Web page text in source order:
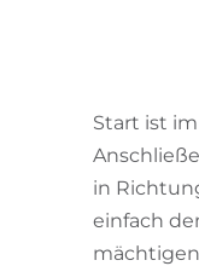
Start ist
in
einfach